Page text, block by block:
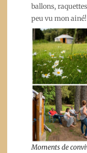
ballons,
peu vu mon ainé!
Moments de